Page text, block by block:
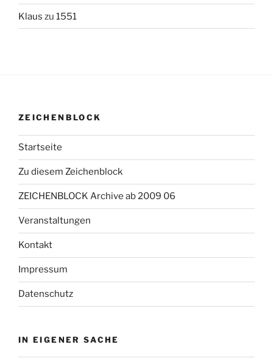
Klaus zu 1551
ZEICHENBLOCK
Startseite
Zu diesem Zeichenblock
ZEICHENBLOCK Archive ab 2009 06
Veranstaltungen
Kontakt
Impressum
Datenschutz
IN EIGENER SACHE